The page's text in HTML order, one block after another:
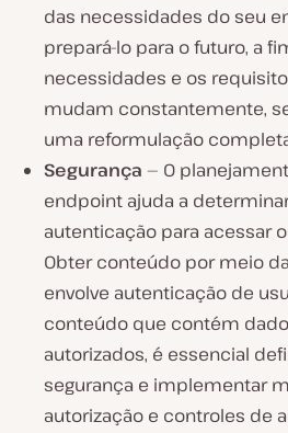
das necessidades do seu
prepará-lo para o futuro, a
necessidades e os
mudam constantemente,
uma reformulação
Segurança — O
endpoint ajuda a
autenticação para acessar
Obter conteúdo por meio
envolve autenticação de
conteúdo que contém
autorizados, é essencial
segurança e implementar
autorização e controles de